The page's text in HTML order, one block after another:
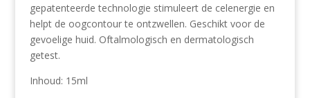
gepatenteerde technologie stimuleert de celenergie en
helpt de oogcontour te ontzwellen. Geschikt voor de
gevoelige huid. Oftalmologisch en dermatologisch
getest.
Inhoud: 15ml